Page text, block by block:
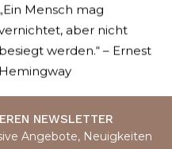
„Ein Mensch mag
aber nicht
besiegt werden.“ – Ernest
Hemingway
NEWSLETTER
Angebote, Neuigkeiten